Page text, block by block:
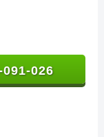
091-026